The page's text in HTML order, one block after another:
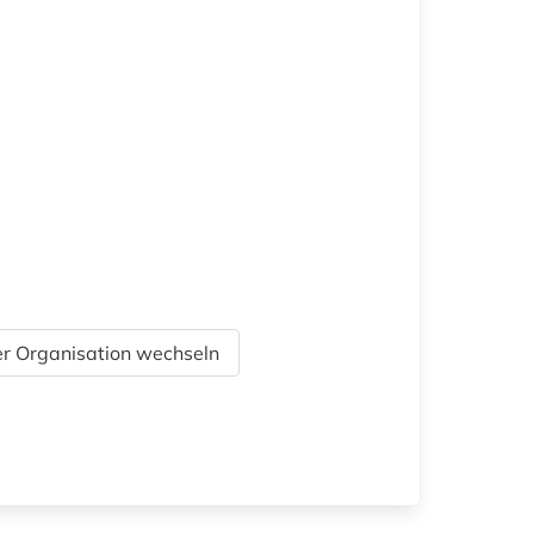
Organisation wechseln